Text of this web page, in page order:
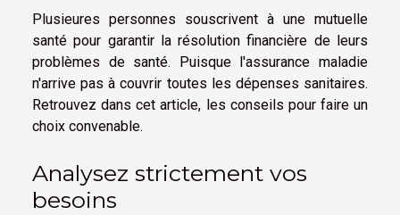
Plusieures personnes souscrivent à une mutuelle
santé pour garantir la résolution financière de leurs
problèmes de santé. Puisque l'assurance maladie
n'arrive pas à couvrir toutes les dépenses sanitaires.
Retrouvez dans cet article, les conseils pour faire un
choix convenable.
Analysez strictement vos
besoins